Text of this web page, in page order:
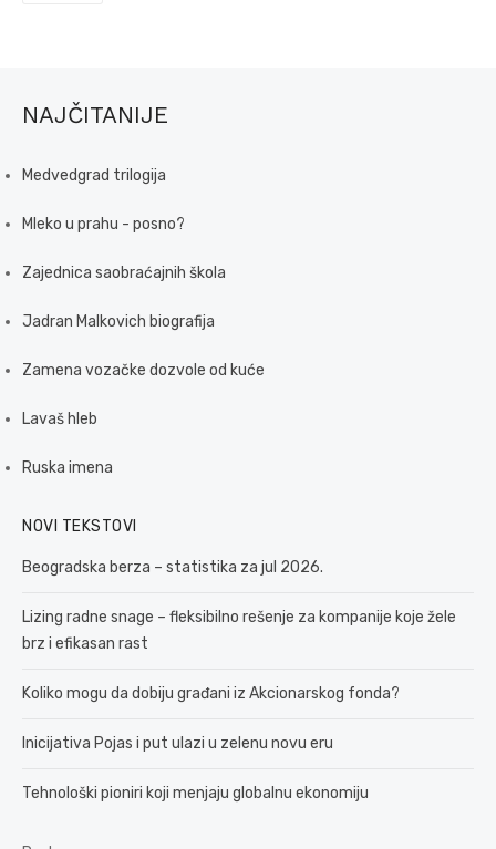
NAJČITANIJE
Medvedgrad trilogija
Mleko u prahu - posno?
Zajednica saobraćajnih škola
Jadran Malkovich biografija
Zamena vozačke dozvole od kuće
Lavaš hleb
Ruska imena
NOVI TEKSTOVI
Beogradska berza – statistika za jul 2026.
Lizing radne snage – fleksibilno rešenje za kompanije koje žele
brz i efikasan rast
Koliko mogu da dobiju građani iz Akcionarskog fonda?
Inicijativa Pojas i put ulazi u zelenu novu eru
Tehnološki pioniri koji menjaju globalnu ekonomiju